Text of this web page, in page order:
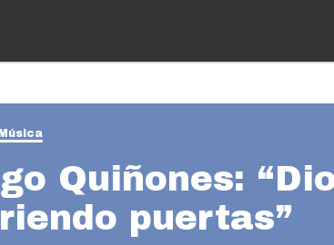
Música
Quiñones:
puertas”